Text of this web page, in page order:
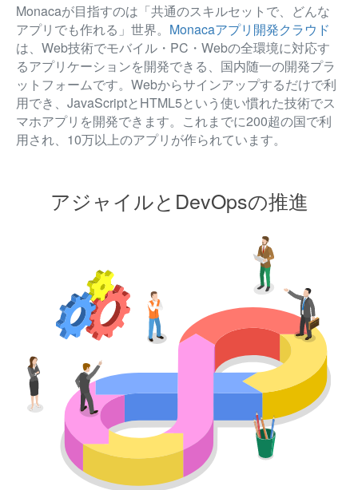
Monacaが目指すのは「共通のスキルセットで、どんな
アプリでも作れる」世界。 Monacaアプリ開発クラウド
は、Web技術でモバイル・PC・Webの全環境に対応す
るアプリケーションを開発できる、国内随一の開発プラ
ットフォームです。Webからサインアップするだけで利
用でき、JavaScriptとHTML5という使い慣れた技術でス
マホアプリを開発できます。これまでに200超の国で利
用され、10万以上のアプリが作られています。
アジャイルとDevOpsの推進